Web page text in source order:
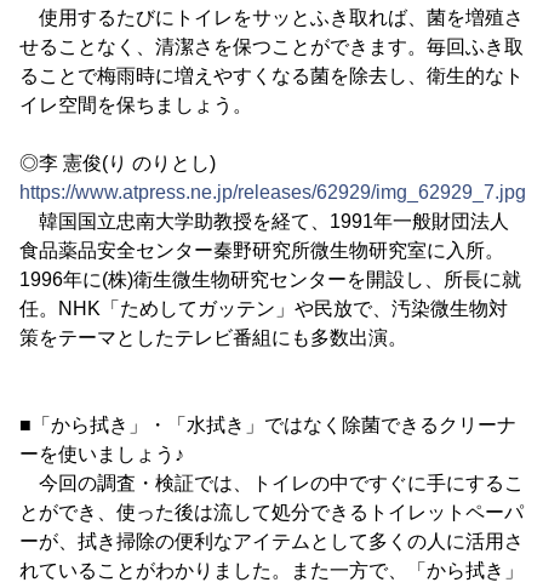
使用するたびにトイレをサッとふき取れば、菌を増殖さ
せることなく、清潔さを保つことができます。毎回ふき取
ることで梅雨時に増えやすくなる菌を除去し、衛生的なト
イレ空間を保ちましょう。
◎李 憲俊(り のりとし)
https://www.atpress.ne.jp/releases/62929/img_62929_7.jpg
韓国国立忠南大学助教授を経て、1991年一般財団法人
食品薬品安全センター秦野研究所微生物研究室に入所。
1996年に(株)衛生微生物研究センターを開設し、所長に就
任。NHK「ためしてガッテン」や民放で、汚染微生物対
策をテーマとしたテレビ番組にも多数出演。
■「から拭き」・「水拭き」ではなく除菌できるクリーナ
ーを使いましょう♪
今回の調査・検証では、トイレの中ですぐに手にするこ
とができ、使った後は流して処分できるトイレットペーパ
ーが、拭き掃除の便利なアイテムとして多くの人に活用さ
れていることがわかりました。また一方で、「から拭き」